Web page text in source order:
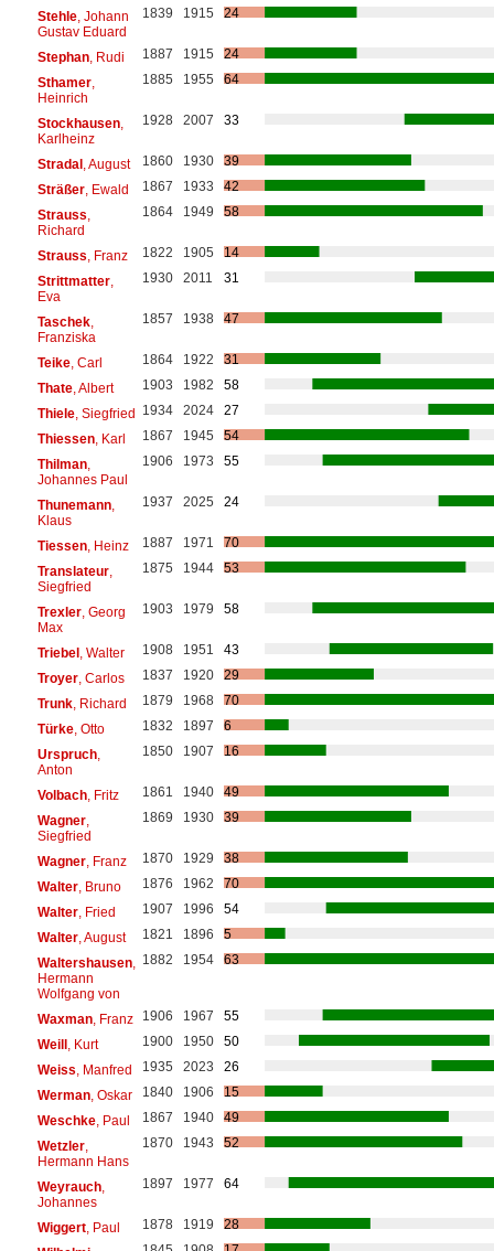
Stehle, Johann
Gustav Eduard
1839 1915 24
Stephan, Rudi 1887 1915
24
Sthamer,
Heinrich
1885 1955 64
Stockhausen,
Karlheinz
1928 2007 33
Stradal, August 1860 1930
39
Sträßer, Ewald 1867 1933
42
Strauss
Richard
1864 1949 58
Strauss , Franz 1822 1905
14
Strittmatter,
Eva
1930 2011 31
Taschek,
Franziska
1857 1938 47
Teike, Carl 1864 1922
31
Thate, Albert 1903 1982
58
Thiele, Siegfried 1934 2024
27
Thiessen, Karl 1867 1945
54
Thilman,
Johannes Paul
1906 1973 55
Thunemann,
Klaus
1937 2025 24
Tiessen, Heinz 1887 1971
70
Translateur,
Siegfried
1875 1944 53
Trexler, Georg
Max
1903 1979 58
Triebel, Walter 1908 1951
43
Troyer, Carlos 1837 1920
29
Trunk, Richard 1879 1968
70
Türke, Otto 1832 1897
6
Urspruch,
Anton
1850 1907 16
Volbach, Fritz 1861 1940
49
Wagner,
Siegfried
1869 1930 39
Wagner, Franz 1870 1929
38
Walter, Bruno 1876 1962
70
Walter, Fried 1907 1996
54
Walter, August 1821 1896
5
Waltershausen,
Hermann
Wolfgang von
1882 1954 63
Waxman, Franz 1906 1967
55
Weill, Kurt 1900 1950
50
Weiss , Manfred 1935 2023
26
Werman, Oskar 1840 1906
15
Weschke, Paul 1867 1940
49
Wetzler,
Hermann Hans
1870 1943 52
Weyrauch,
Johannes
1897 1977 64
Wiggert, Paul 1878 1919
28